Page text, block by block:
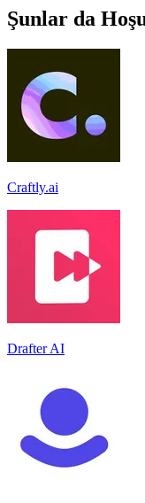
Şunlar da
Craftly.ai
Drafter AI